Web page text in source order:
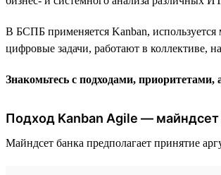
В БСПБ применяется Kanban,
цифровые задачи, работают в коллективе,
Знакомьтесь с подходами,
Подход Kanban Agile — майндсет
Майндсет банка предполагает принятие